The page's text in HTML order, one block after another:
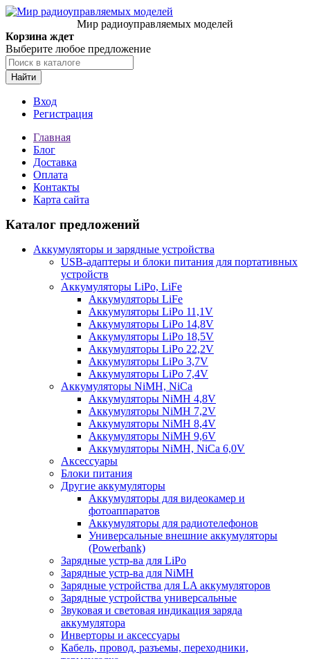
Мир радиоуправляемых моделей
Корзина ждет
Выберите любое предложение
Найти
Вход
Регистрация
Главная
Блог
Доставка
Оплата
Контакты
Карта сайта
Каталог предложений
Аккумуляторы и зарядные устройства
USB-адаптеры и блоки питания для портативных
устройств
Аккумуляторы LiPo, LiFe
Аккумуляторы LiFe
Аккумуляторы LiPo 11,1V
Аккумуляторы LiPo 14,8V
Аккумуляторы LiPo 18,5V
Аккумуляторы LiPo 22,2V
Аккумуляторы LiPo 3,7V
Аккумуляторы LiPo 7,4V
Аккумуляторы NiMH, NiCa
Аккумуляторы NiMH 4,8V
Аккумуляторы NiMH 7,2V
Аккумуляторы NiMH 8,4V
Аккумуляторы NiMH 9,6V
Аккумуляторы NiMH, NiCa 6,0V
Аксессуары
Блоки питания
Другие аккумуляторы
Аккумуляторы для видеокамер и
фотоаппаратов
Аккумуляторы для радиотелефонов
Универсальные внешние аккумуляторы
(Powerbank)
Зарядные устр-ва для LiPo
Зарядные устр-ва для NiMH
Зарядные устройства для LA аккумуляторов
Зарядные устройства универсальные
Звуковая и световая индикация заряда
аккумулятора
Инверторы и аксессуары
Кабель, провод, разъемы, переходники,